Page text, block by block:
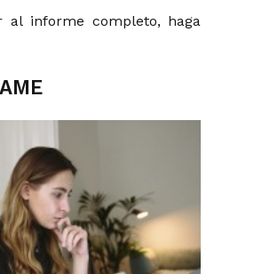
al informe completo, haga